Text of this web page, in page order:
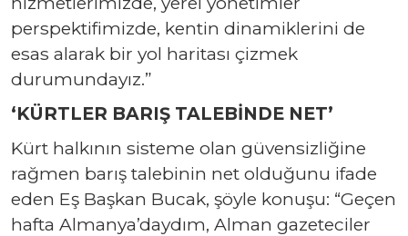
perspektifimizde, kentin dinamiklerini de
esas alarak bir yol haritası çizmek
durumundayız.”
‘KÜRTLER BARIŞ TALEBİNDE NET’
Kürt halkının sisteme olan güvensizliğine
rağmen barış talebinin net olduğunu ifade
eden Eş Başkan Bucak, şöyle konuşu: “Geçen
hafta Almanya’daydım, Alman gazeteciler